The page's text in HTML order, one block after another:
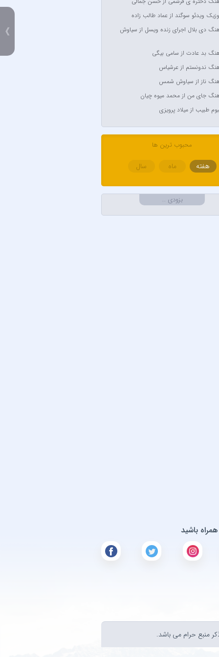
Anyma Ellie
Arsha
Aşkın
Avril Lavigne &
Bebe
Bilal Sonses &
Dua Lipa &
Ebru
Emil Rosé & Anıl
ویدئو سوگند از عماد طالب زاده
دی بلال اجرای زنده ویسل از سیاوش
بد عادت از سامی بیگی
ندونستم از عرشیاس
ناز از سیاوش شمس
جای من از محمد میوه چیان
طبیب از میلاد پرویزی
محبوب ترین ها
هفته ماه سال
بزودی …
》
همراه باشید
منبع حرام می باشد.